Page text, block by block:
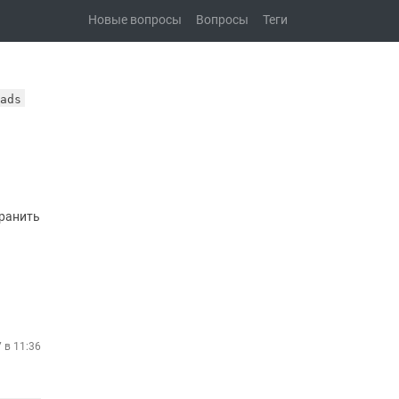
Новые вопросы Вопросы Теги
в 11:36